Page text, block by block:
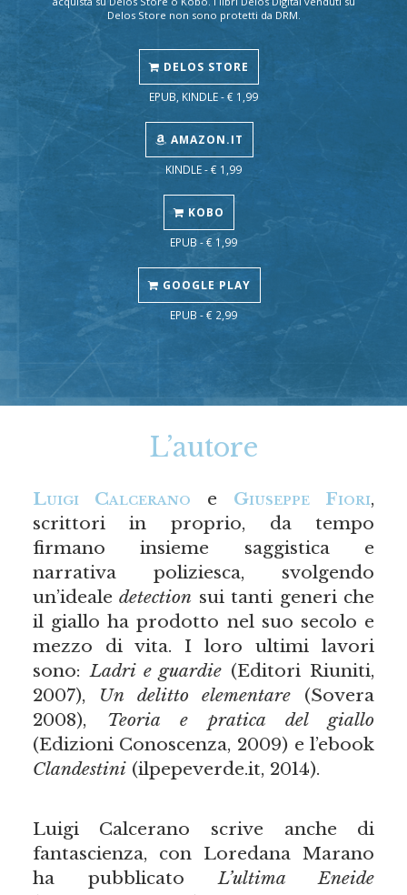
Delos Store non sono protetti da DRM.
DELOS STORE
EPUB, KINDLE - € 1,99
AMAZON.IT
KINDLE - € 1,99
KOBO
EPUB - € 1,99
GOOGLE PLAY
EPUB - € 2,99
L’autore
Luigi Calcerano e Giuseppe Fiori,
scrittori in proprio, da tempo
firmano insieme saggistica e
narrativa poliziesca, svolgendo
un’idealedetection sui tanti generi che
il giallo ha prodotto nel suo secolo e
mezzo di vita. I loro ultimi lavori
sono:Ladri e guardie (Editori Riuniti,
2007), Un delitto elementare(Sovera
2008), Teoria e pratica del giallo
(Edizioni Conoscenza, 2009) e l’ebook
Clandestini(ilpepeverde.it, 2014).
Luigi Calcerano scrive anche di
fantascienza, con Loredana Marano
ha pubblicato L’ultima Eneide